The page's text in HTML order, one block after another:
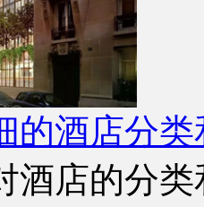
的酒店分
酒店的分